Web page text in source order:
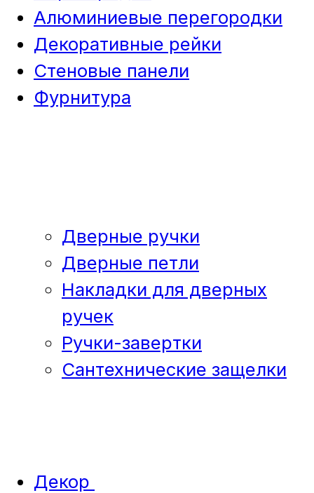
Алюминиевые перегородки
Декоративные рейки
Стеновые панели
Фурнитура
Дверные ручки
Дверные петли
Накладки для дверных
ручек
Ручки-завертки
Сантехнические защелки
Декор